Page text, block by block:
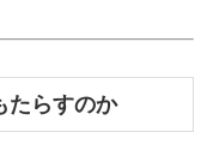
たらすのか